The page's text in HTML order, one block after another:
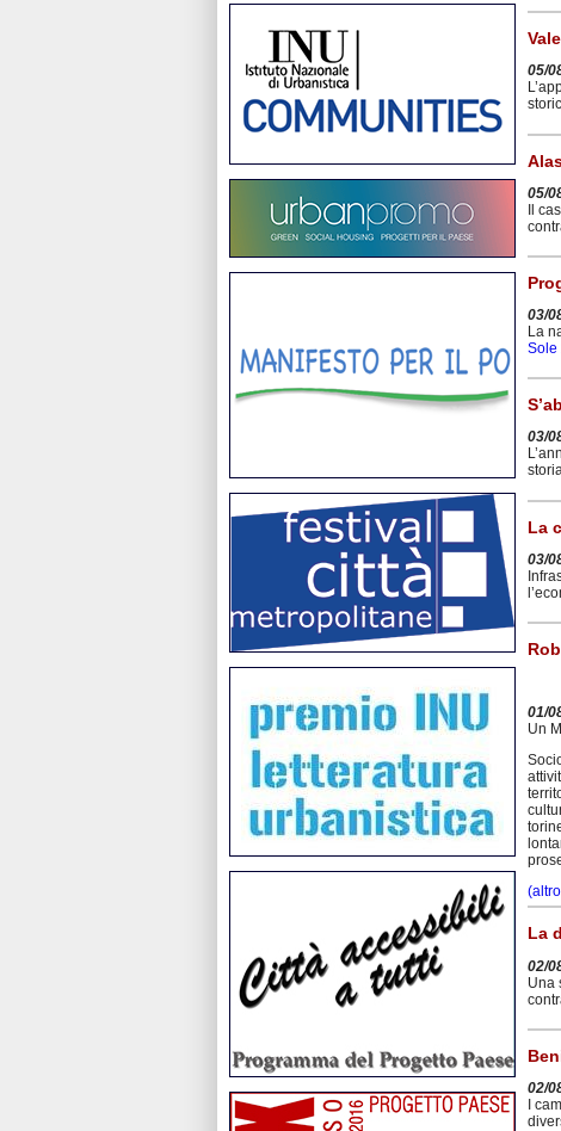
05/
05/
Il
03/
La
Sole
03/
La
03/
01/
Un
La
02/
Una
02/
I